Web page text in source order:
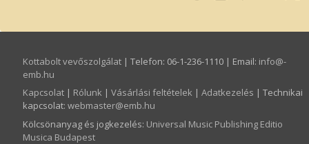
Kottabolt vevőszolgálat | Telefon: 06-1-236-1110 | Email: info­@­
emb.hu
Kapcsolat | Rólunk | Vásárlási feltételek | Adatkezelés | Technikai
kapcsolat: webmaster­@­emb.hu
Kölcsönanyag és jogkezelés: Universal Music Publishing Editio
Musica Budapest